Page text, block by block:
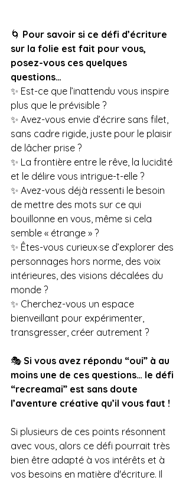
🌀 Pour savoir si ce défi d’écriture
sur la folie est fait pour vous,
posez-vous ces quelques
questions…
✨ Est-ce que l’inattendu vous inspire
plus que le prévisible ?
✨ Avez-vous envie d’écrire sans filet,
sans cadre rigide, juste pour le plaisir
de lâcher prise ?
✨ La frontière entre le rêve, la lucidité
et le délire vous intrigue-t-elle ?
✨ Avez-vous déjà ressenti le besoin
de mettre des mots sur ce qui
bouillonne en vous, même si cela
semble « étrange » ?
✨ Êtes-vous curieux·se d’explorer des
personnages hors norme, des voix
intérieures, des visions décalées du
monde ?
✨ Cherchez-vous un espace
bienveillant pour expérimenter,
transgresser, créer autrement ?
🎭 Si vous avez répondu “oui” à au
moins une de ces questions… le défi
“recreamai” est sans doute
l’aventure créative qu’il vous faut !
Si plusieurs de ces points résonnent
avec vous, alors ce défi pourrait très
bien être adapté à vos intérêts et à
vos besoins en matière d'écriture. Il